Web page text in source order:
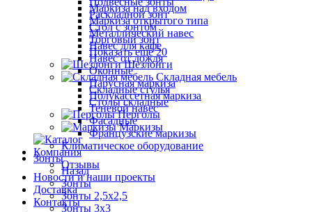
Раскладной зонт
Стол с зонтом
Торговый зонт
Показать ещё 20
Шезлонги
Складная мебель
Складные стулья
Столы складные
Перголы
Маркизы
Компания
Отзывы
Новости и наши проекты
Доставка
Контакты
Маркиза над входом
Маркиза открытого типа
Металлический навес
Навес для кафе
Навес от дождя
Оконные
Парусная маркиза
Полукассетная маркиза
Теневой навес
Фасадные
Французские маркизы
Климатическое оборудование
Зонты
Назад
Зонты
Зонты 2,5х2,5
Зонты 3х3